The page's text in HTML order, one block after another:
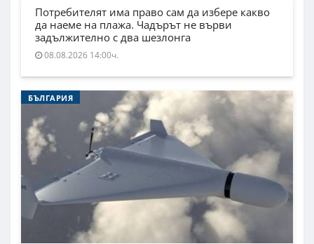
Потребителят има право сам да избере какво
да наеме на плажа. Чадърът не върви
задължително с два шезлонга
08.08.2026 14:00ч.
БЪЛГАРИЯ